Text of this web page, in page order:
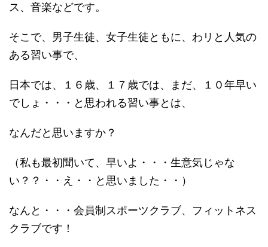
ス、音楽などです。
そこで、男子生徒、女子生徒ともに、わリと人気の
ある習い事で、
日本では、１６歳、１７歳では、まだ、１０年早い
でしょ・・・と思われる習い事とは、
なんだと思いますか？
（私も最初聞いて、早いよ・・・生意気じゃな
い？？・・え・・と思いました・・）
なんと・・・会員制スポーツクラブ、フィットネス
クラブです！